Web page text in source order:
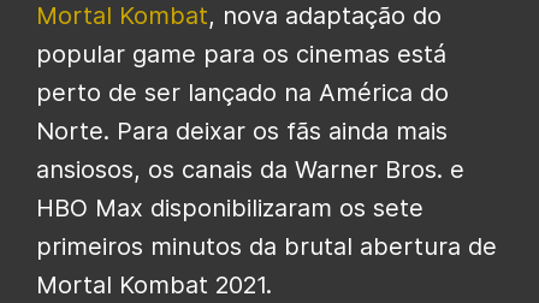
Mortal Kombat, nova adaptação do
popular game para os cinemas está
perto de ser lançado na América do
Norte. Para deixar os fãs ainda mais
ansiosos, os canais da Warner Bros. e
HBO Max disponibilizaram os sete
primeiros minutos da brutal abertura de
Mortal Kombat 2021.